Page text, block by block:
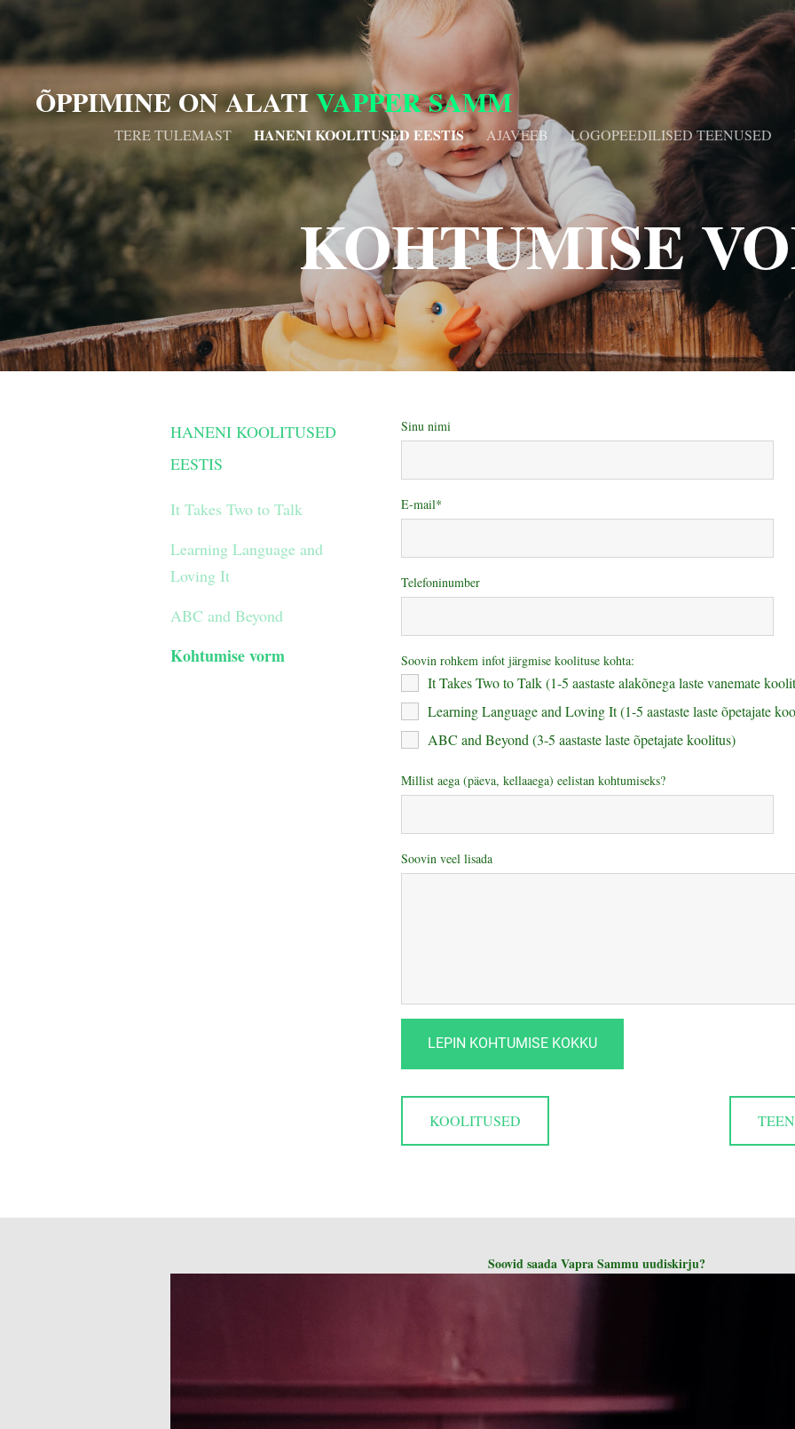
ÕPPIMINE ONALATIVAPPER SAMM
TERE TULEMAST HANENI KOOLITUSED EESTIS AJAVEEB LOGOPEEDILISED TEENUSED
KOHTUMISE
HANENI KOOLITUSED
EESTIS
It Takes Two to Talk
Learning Language and
Loving It
ABC and Beyond
Kohtumise vorm
Sinu nimi
E-mail
Telefoninumber
Soovin rohkem infot järgmise koolituse kohta:
It Takes Two to Talk (1-5 aastaste alakõnega laste vanemate
Learning Language and Loving It (1-5 aastaste laste õpetajate
ABC and Beyond (3-5 aastaste laste õpetajate koolitus)
Millist aega (päeva, kellaaega) eelistan kohtumiseks?
Soovin veel lisada
KOOLITUSED
Soovid saada Vapra Sammu uudiskirju?